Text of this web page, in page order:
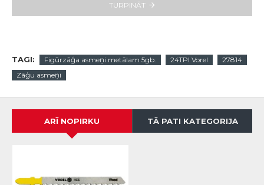
TURPINĀT
TAGI: Figūrzāģa asmeņi metālam 5gb. 24TPI Vorel
27814
Zāģu asmeņi
ARĪ NOPIRKU TĀ PATI KATEGORIJA